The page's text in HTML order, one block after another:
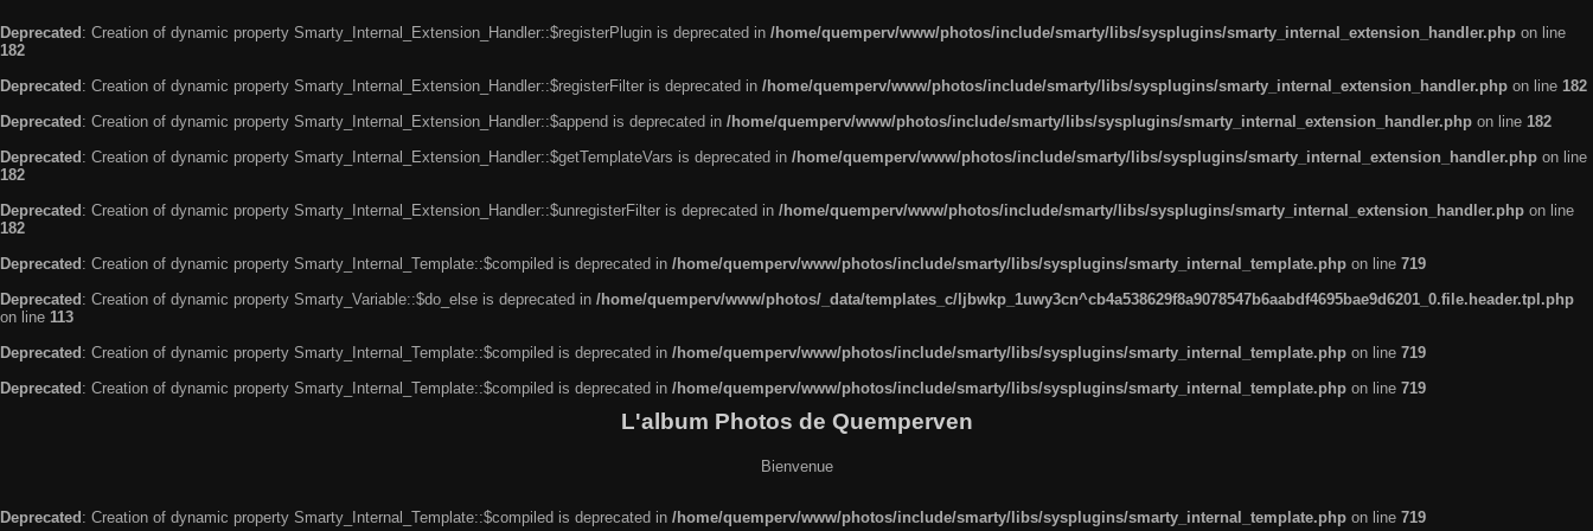
Deprecated : Creation of dynamic property Smarty_Internal_Extension_Handler::$registerPlugin is deprecated in /home/quemperv/www/photos/include/smarty/libs/sysplugins/smarty_internal_extension_handler.php on line
182
Deprecated : Creation of dynamic property Smarty_Internal_Extension_Handler::$registerFilter is deprecated in /home/quemperv/www/photos/include/smarty/libs/sysplugins/smarty_internal_extension_handler.php on line 182
Deprecated : Creation of dynamic property Smarty_Internal_Extension_Handler::$append is deprecated in /home/quemperv/www/photos/include/smarty/libs/sysplugins/smarty_internal_extension_handler.php on line 182
Deprecated : Creation of dynamic property Smarty_Internal_Extension_Handler::$getTemplateVars is deprecated in /home/quemperv/www/photos/include/smarty/libs/sysplugins/smarty_internal_extension_handler.php on line
182
Deprecated : Creation of dynamic property Smarty_Internal_Extension_Handler::$unregisterFilter is deprecated in /home/quemperv/www/photos/include/smarty/libs/sysplugins/smarty_internal_extension_handler.php on line
182
Deprecated : Creation of dynamic property Smarty_Internal_Template::$compiled is deprecated in /home/quemperv/www/photos/include/smarty/libs/sysplugins/smarty_internal_template.php on line 719
Deprecated : Creation of dynamic property Smarty_Variable::$do_else is deprecated in /home/quemperv/www/photos/_data/templates_c/ljbwkp_1uwy3cn^cb4a538629f8a9078547b6aabdf4695bae9d6201_0.file.header.tpl.php
on line 113
Deprecated : Creation of dynamic property Smarty_Internal_Template::$compiled is deprecated in /home/quemperv/www/photos/include/smarty/libs/sysplugins/smarty_internal_template.php on line 719
Deprecated : Creation of dynamic property Smarty_Internal_Template::$compiled is deprecated in /home/quemperv/www/photos/include/smarty/libs/sysplugins/smarty_internal_template.php on line 719
L'album Photos de Quemperven
Bienvenue
Deprecated: Creation of dynamic property Smarty_Internal_Template::$compiled is deprecated in /home/quemperv/www/photos/include/smarty/libs/sysplugins/smarty_internal_template.php on line 719